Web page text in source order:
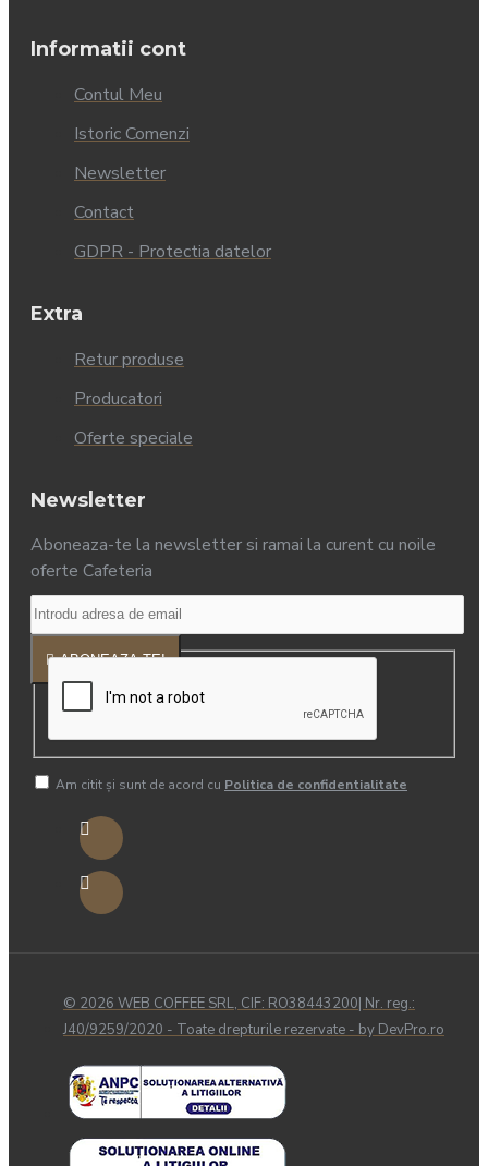
Informatii cont
Contul Meu
Istoric Comenzi
Newsletter
Contact
GDPR - Protectia datelor
Extra
Retur produse
Producatori
Oferte speciale
Newsletter
Aboneaza-te la newsletter si ramai la curent cu noile
oferte Cafeteria
ABONEAZA-TE!
Am citit şi sunt de acord cu Politica de confidentialitate
© 2026 WEB COFFEE SRL, CIF: RO38443200| Nr. reg.:
J40/9259/2020 - Toate drepturile rezervate - by DevPro.ro